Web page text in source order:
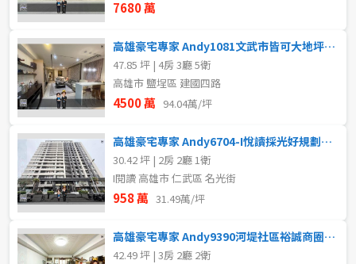
7680 萬
高雄豪宅專家 Andy1081文武市皆可大地坪邊間電梯金店住
47.85 坪 | 4房 3廳 5衛
高雄市 鹽埕區 建國四路
4500 萬 94.04萬/坪
高雄豪宅專家 Andy6704-I悅讀採光好規劃兩房+平車
30.42 坪 | 2房 2廳 1衛
I閱讀 高雄市 仁武區 名光街
958 萬 31.49萬/坪
高雄豪宅專家 Andy9390河堤社區裕誠商圈高樓層三房平車
42.49 坪 | 3房 2廳 2衛